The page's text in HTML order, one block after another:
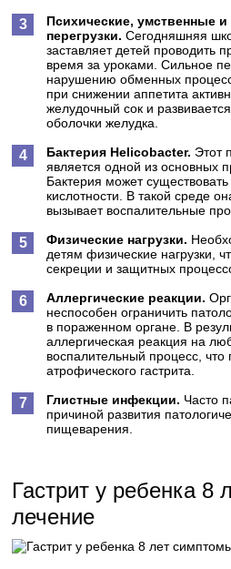
Психические, умственные
перегрузки. Сегодняшняя
заставляет детей проводить
время за уроками. Сильное
нарушению обменных
при снижении аппетита
желудочный сок и
оболочки желудка.
Бактерия Helicobacter. Этот
является одной из основных
Бактерия может
кислотности. В такой среде
вызывает воспалительные
Физические нагрузки.
детям физические нагрузки,
секреции и защитных
Аллергические реакции.
неспособен ограничить
в пораженном органе. В
аллергическая реакция на
воспалительный процесс, что
атрофического гастрита.
Глистные инфекции. Часто
причиной развития
пищеварения.
Гастрит у ребенка 8
лечение